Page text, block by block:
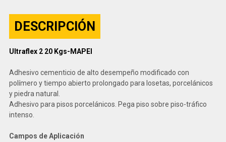
DESCRIPCIÓN
Ultraflex 2 20 Kgs-MAPEI
Adhesivo cementicio de alto desempeño modificado con
polímero y tiempo abierto prolongado para losetas, porcelánicos
y piedra natural.
Adhesivo para pisos porcelánicos. Pega piso sobre piso-tráfico
intenso.
Campos de Aplicación